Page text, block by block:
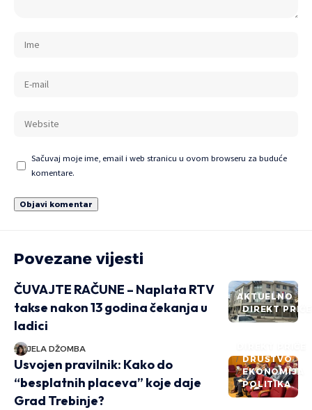
Sačuvaj moje ime, email i web stranicu u ovom browseru za buduće
komentare.
Povezane vijesti
AKTUELNO
DIREKT PRIČE
ČUVAJTE RAČUNE – Naplata RTV
takse nakon 13 godina čekanja u
ladici
JELA DŽOMBA
DRUŠTVO
EKONOMIJA
POLITIKA
Usvojen pravilnik: Kako do
“besplatnih placeva” koje daje
Grad Trebinje?